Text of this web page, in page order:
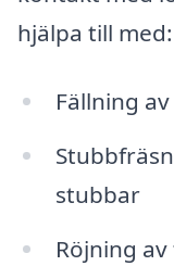
hjälpa till med:
Fällning
stubbar
Röjning